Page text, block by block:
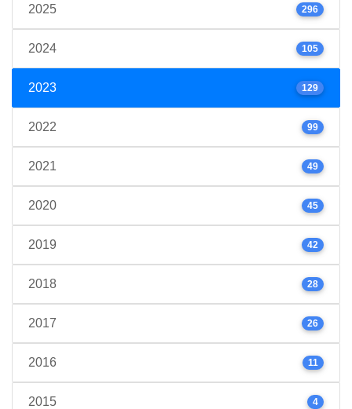
2025 296
2024 105
2023 129
2022 99
2021 49
2020 45
2019 42
2018 28
2017 26
2016 11
2015 4